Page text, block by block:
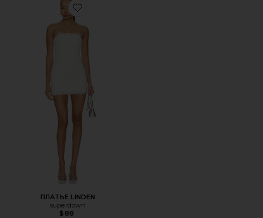
Favorite ПЛАТЬЕ LINDEN
ПЛАТЬЕ LINDEN
superdown
$88